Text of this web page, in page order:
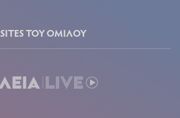
SITES ΤΟΥ ΟΜΙΛΟΥ